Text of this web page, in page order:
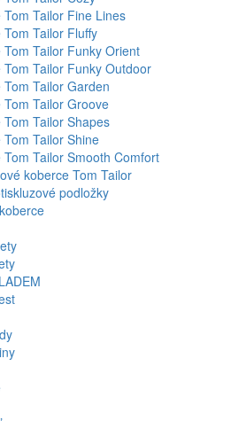
Tom Tailor Fine Lines
Tom Tailor Fluffy
Tom Tailor Funky Orient
Tom Tailor Funky Outdoor
Tom Tailor Garden
Tom Tailor Groove
Tom Tailor Shapes
Tom Tailor Shine
Tom Tailor Smooth Comfort
koberce Tom Tailor
podložky